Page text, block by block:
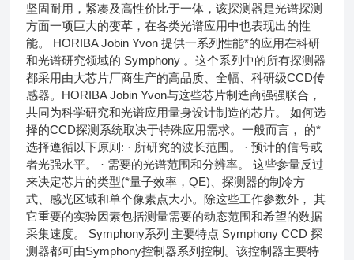
坚固耐用，紧凑及高性价比于一体，该探测器是光谱探测
方面一项巨大的变革，在各类光谱应用中也表现出的性
能。 HORIBA Jobin Yvon 提供一系列性能*的应用在科研
和光谱研究领域的 Symphony 。这个系列中的所有探测器
都采用由大芯片厂商生产的高品质、全幅、科研级CCD传
感器。HORIBA Jobin Yvon与这些芯片制造商强强联合，
共同为科学研究和光谱应用量身设计制造的芯片。 如何选
择的CCD探测系统取决于特殊应用需求。一般而言， 的*
选择遵循以下原则: · 所研究的波长范围。 · 预计的信号或
者光强水平。 · 需要的光谱范围和分辨率。 这些参量反过
来决定芯片的类型(*量子效率，QE)、探测器的制冷方
式、感光区域和单个像素点大小。除这些工作参数外， 其
它重要的实验因素包括测量需要的动态范围和希望的数据
采集速度。 Symphony系列 主要特点 Symphony CCD 探
测器都可由Symphony控制器系列控制。该控制器主要特